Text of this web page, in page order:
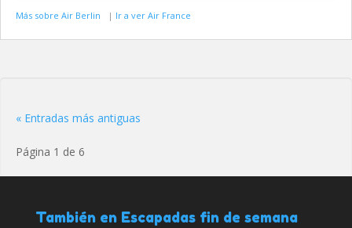
Más sobre Air Berlin | Ir a ver Air France
« Entradas más antiguas
Página 1 de 6
También en Escapadas fin de semana